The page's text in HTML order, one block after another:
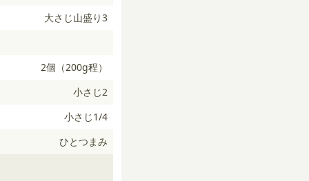
大さじ山盛り3
2個（200g程）
小さじ2
小さじ1/4
ひとつまみ